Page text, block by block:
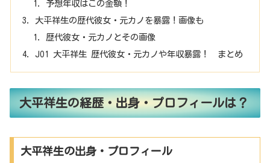
予想年収はこの金額！
大平祥生の歴代彼女・元カノを暴露！画像も
歴代彼女・元カノとその画像
JO1 大平祥生 歴代彼女・元カノや年収暴露！ まとめ
大平祥生の経歴・出身・プロフィールは？
大平祥生の出身・プロフィール